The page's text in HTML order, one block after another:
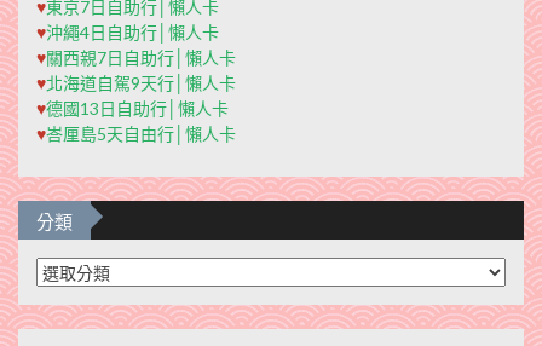
♥東京7日自助行│懶人卡
♥沖繩4日自助行│懶人卡
♥關西親7日自助行│懶人卡
♥北海道自駕9天行│懶人卡
♥德國13日自助行│懶人卡
♥峇厘島5天自由行│懶人卡
分類
分
類